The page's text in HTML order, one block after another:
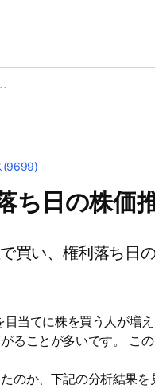
(9699)
ち日の株価
買い、権利落ち日
当てに株を買う人が増
ることが多いです。 こ
のか、下記の分析結果